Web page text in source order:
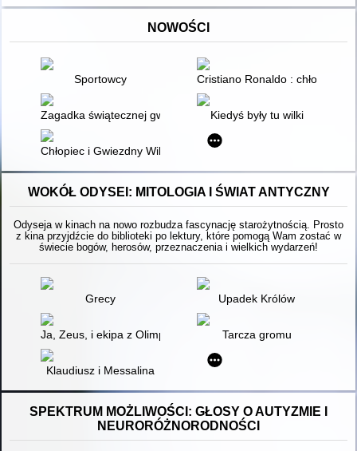
NOWOŚCI
Sportowcy Cristiano Ronaldo : chłopak,
Zagadka świątecznej gwiazdy Kiedyś były tu wilki
Chłopiec i Gwiezdny Wilk
WOKÓŁ ODYSEI: MITOLOGIA I ŚWIAT ANTYCZNY
Odyseja w kinach na nowo rozbudza fascynację starożytnością. Prosto
z kina przyjdźcie do biblioteki po lektury, które pomogą Wam zostać w
świecie bogów, herosów, przeznaczenia i wielkich wydarzeń!
Grecy Upadek Królów
Ja, Zeus, i ekipa z Olimpu : bogowie i bohaterowie
Tarcza gromu
Klaudiusz i Messalina
SPEKTRUM MOŻLIWOŚCI: GŁOSY O AUTYZMIE I
NEURORÓŻNORODNOŚCI